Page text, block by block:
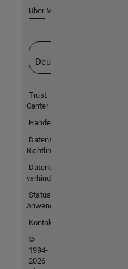
Über MathWorks
Deutschland
Trust
Center
Handelsmarken
Datenschutz-
Richtlinien
Datendiebstahl
verhindern
Status von
Anwendungen
Kontakt
©
1994-
2026